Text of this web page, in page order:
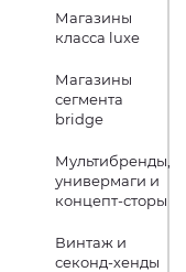
Магазины
класса luxe
Магазины
сегмента
bridge
Мультибренды,
универмаги и
концепт-сторы
Винтаж и
секонд-хенды